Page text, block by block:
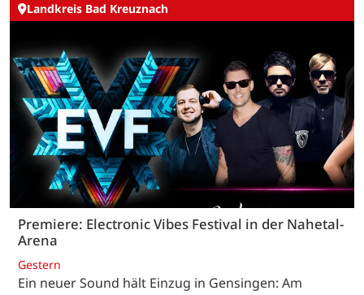
Landkreis Bad Kreuznach
Premiere: Electronic Vibes Festival in der Nahetal-
Arena
Gestern
Ein neuer Sound hält Einzug in Gensingen: Am